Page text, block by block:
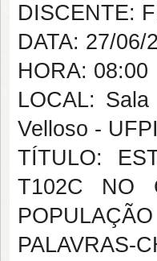
DISCENTE:
DATA: 27/06/
HORA: 08:00
LOCAL:
Velloso - UFPI
TÍTULO:
T102C NO